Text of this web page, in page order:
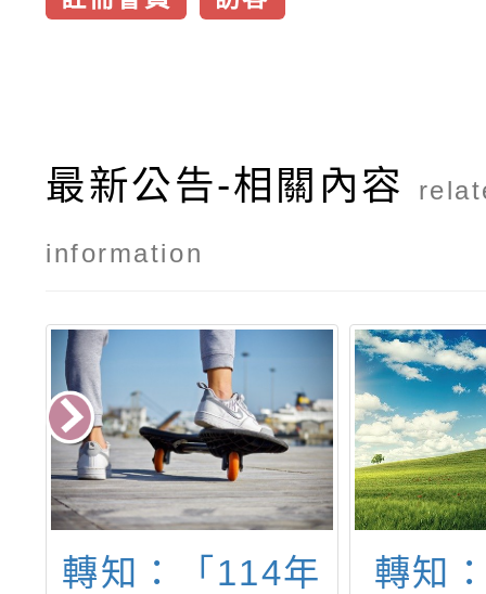
最新公告-相關內容
information
轉知：「114年
轉知